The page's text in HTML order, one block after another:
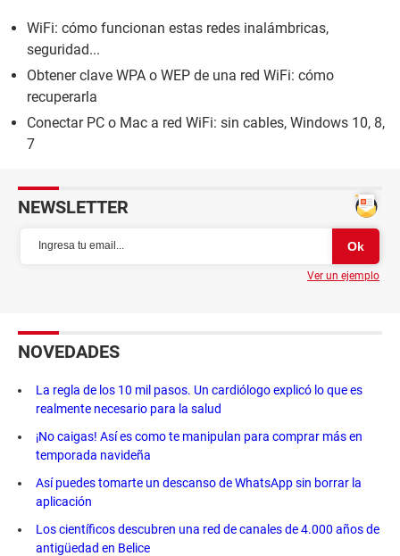
WiFi: cómo funcionan estas redes inalámbricas,
seguridad...
Obtener clave WPA o WEP de una red WiFi: cómo
recuperarla
Conectar PC o Mac a red WiFi: sin cables, Windows 10, 8,
7
NEWSLETTER
Ver un ejemplo
NOVEDADES
La regla de los 10 mil pasos. Un cardiólogo explicó lo que es
realmente necesario para la salud
¡No caigas! Así es como te manipulan para comprar más en
temporada navideña
Así puedes tomarte un descanso de WhatsApp sin borrar la
aplicación
Los científicos descubren una red de canales de 4.000 años de
antigüedad en Belice